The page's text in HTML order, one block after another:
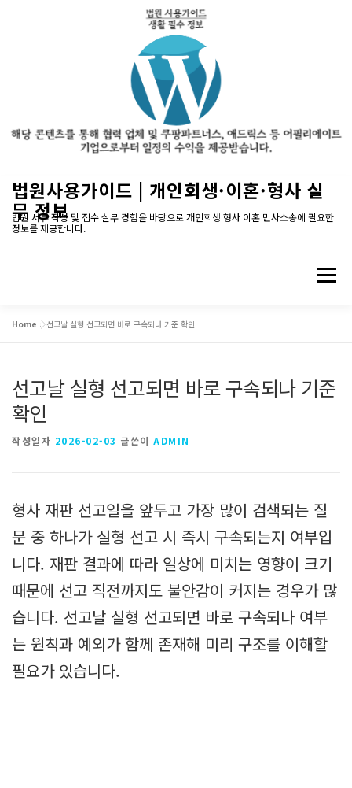
법원사용가이드 | 개인회생·이혼·형사 실
무 정보
법원 서류 작성 및 접수 실무 경험을 바탕으로 개인회생 형사 이혼 민사소송에 필요한
정보를 제공합니다.
메뉴
Home »선고날 실형 선고되면 바로 구속되나 기준 확인
선고날 실형 선고되면 바로 구속되나 기준
확인
작성일자 2026-02-03 글쓴이 ADMIN
형사 재판 선고일을 앞두고 가장 많이 검색되는 질
문 중 하나가 실형 선고 시 즉시 구속되는지 여부입
니다. 재판 결과에 따라 일상에 미치는 영향이 크기
때문에 선고 직전까지도 불안감이 커지는 경우가 많
습니다. 선고날 실형 선고되면 바로 구속되나 여부
는 원칙과 예외가 함께 존재해 미리 구조를 이해할
필요가 있습니다.